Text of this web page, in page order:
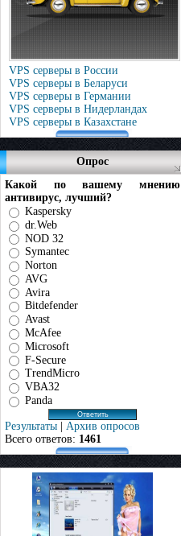
VPS серверы в России
VPS серверы в Беларуси
VPS серверы в Германии
VPS серверы в Нидерландах
VPS серверы в Казахстане
Опрос
Какой по вашему мнению
антивирус, лучший?
Kaspersky
dr.Web
NOD 32
Symantec
Norton
AVG
Avira
Bitdefender
Avast
McAfee
Microsoft
F-Secure
TrendMicro
VBA32
Panda
Результаты | Архив опросов
Всего ответов: 1461